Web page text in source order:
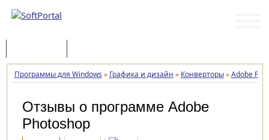
Программы для Windows » Графика и дизайн » Конверторы»Adobe
Отзывы о программе Adobe
Photoshop